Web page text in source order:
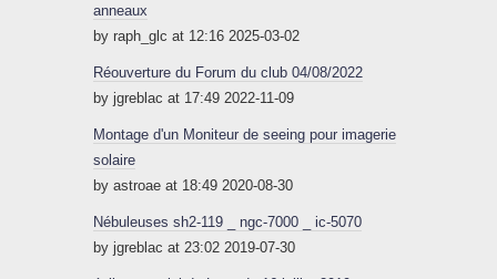
anneaux
by raph_glc at 12:16 2025-03-02
Réouverture du Forum du club 04/08/2022
by jgreblac at 17:49 2022-11-09
Montage d'un Moniteur de seeing pour imagerie
solaire
by astroae at 18:49 2020-08-30
Nébuleuses sh2-119 _ ngc-7000 _ ic-5070
by jgreblac at 23:02 2019-07-30